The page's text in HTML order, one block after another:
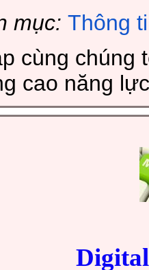
mục: Thông
cùng chúng
cao năng